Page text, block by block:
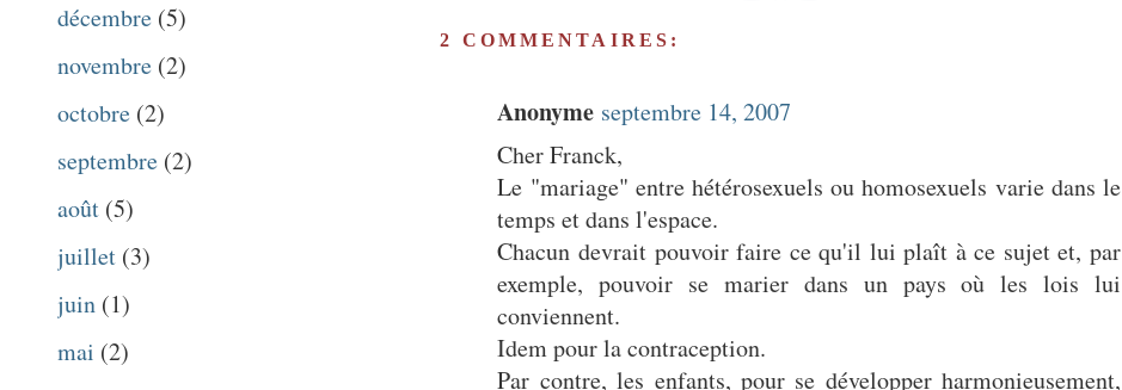
2 COMMENTAIRES:
Anonyme septembre 14, 2007
Cher Franck,
Le "mariage" entre hétérosexuels ou homosexuels varie dans le
temps et dans l'espace.
Chacun devrait pouvoir faire ce qu'il lui plaît à ce sujet et, par
exemple, pouvoir se marier dans un pays où les lois lui
conviennent.
Idem pour la contraception.
Par contre, les enfants, pour se développer harmonieusement,
décembre (5)
novembre (2)
octobre (2)
septembre (2)
août (5)
juillet (3)
juin (1)
mai (2)